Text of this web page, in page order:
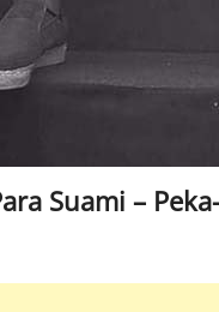
Suami –